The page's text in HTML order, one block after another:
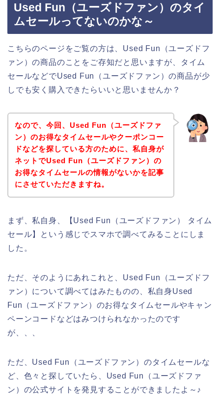
Used Fun（ユーズドファン）のタイ
ムセールってないのかな～
こちらのページをご覧の方は、Used Fun（ユーズドフ
ァン）の商品のことをご存知だと思いますが、タイム
セールなどでUsed Fun（ユーズドファン）の商品が少
しでも安く購入できたらいいと思いませんか？
なので、今回、Used Fun（ユーズドファ
ン）のお得なタイムセールやクーポンコー
ドなどを探している方のために、私自身が
ネットでUsed Fun（ユーズドファン）の
お得なタイムセールの情報がないかを記事
にさせていただきますね。
まず、私自身、【Used Fun（ユーズドファン） タイム
セール】という感じでスマホで調べてみることにしま
した。
ただ、そのようにあれこれと、Used Fun（ユーズドフ
ァン）について調べてはみたものの、私自身Used
Fun（ユーズドファン）のお得なタイムセールやキャン
ペーンコードなどはみつけられなかったのです
が、、、
ただ、Used Fun（ユーズドファン）のタイムセールな
ど、色々と探していたら、Used Fun（ユーズドファ
ン）の公式サイトを発見することができましたよ～♪